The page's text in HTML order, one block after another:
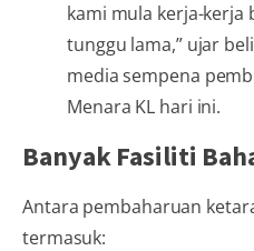
kami mula kerja-kerja
tunggu lama,” ujar
media sempena
Menara KL hari ini.
Banyak Fasiliti
Antara pembaharuan
termasuk: